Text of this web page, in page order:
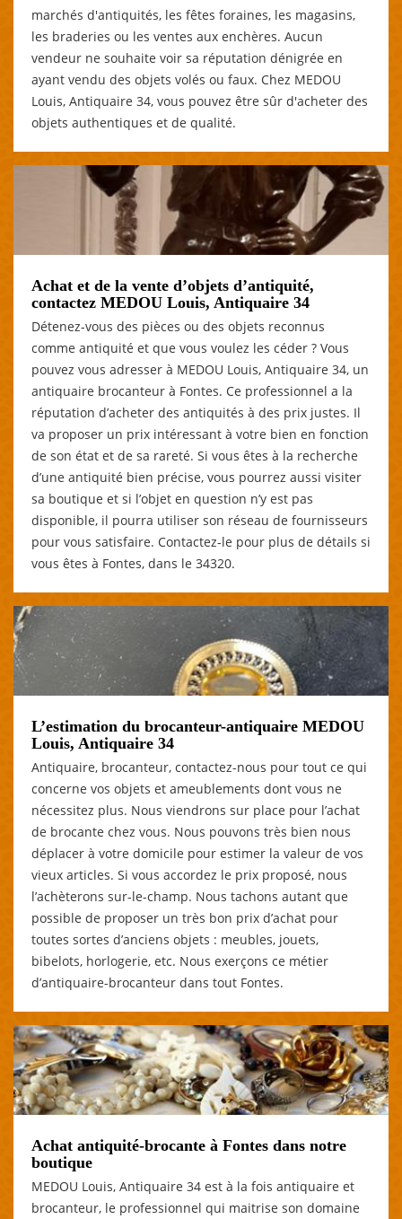
marchés d'antiquités, les fêtes foraines, les magasins,
les braderies ou les ventes aux enchères. Aucun
vendeur ne souhaite voir sa réputation dénigrée en
ayant vendu des objets volés ou faux. Chez MEDOU
Louis, Antiquaire 34, vous pouvez être sûr d'acheter des
objets authentiques et de qualité.
Achat et de la vente d’objets d’antiquité,
contactez MEDOU Louis, Antiquaire 34
Détenez-vous des pièces ou des objets reconnus
comme antiquité et que vous voulez les céder ? Vous
pouvez vous adresser à MEDOU Louis, Antiquaire 34, un
antiquaire brocanteur à Fontes. Ce professionnel a la
réputation d’acheter des antiquités à des prix justes. Il
va proposer un prix intéressant à votre bien en fonction
de son état et de sa rareté. Si vous êtes à la recherche
d’une antiquité bien précise, vous pourrez aussi visiter
sa boutique et si l’objet en question n’y est pas
disponible, il pourra utiliser son réseau de fournisseurs
pour vous satisfaire. Contactez-le pour plus de détails si
vous êtes à Fontes, dans le 34320.
L’estimation du brocanteur-antiquaire MEDOU
Louis, Antiquaire 34
Antiquaire, brocanteur, contactez-nous pour tout ce qui
concerne vos objets et ameublements dont vous ne
nécessitez plus. Nous viendrons sur place pour l’achat
de brocante chez vous. Nous pouvons très bien nous
déplacer à votre domicile pour estimer la valeur de vos
vieux articles. Si vous accordez le prix proposé, nous
l’achèterons sur-le-champ. Nous tachons autant que
possible de proposer un très bon prix d’achat pour
toutes sortes d’anciens objets : meubles, jouets,
bibelots, horlogerie, etc. Nous exerçons ce métier
d’antiquaire-brocanteur dans tout Fontes.
Achat antiquité-brocante à Fontes dans notre
boutique
MEDOU Louis, Antiquaire 34 est à la fois antiquaire et
brocanteur, le professionnel qui maitrise son domaine